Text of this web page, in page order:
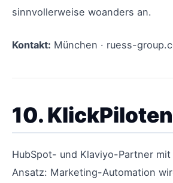
sinnvollerweise woanders an.
Kontakt: München · ruess-
10. KlickPiloten
HubSpot- und Klaviyo-Partner
Ansatz: Marketing-Automation